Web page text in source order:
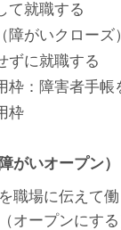
て就職する
障がいクローズ
ずに就職する
枠：障害者手帳
枠
がいオープン）
職場に伝えて
オープンにす